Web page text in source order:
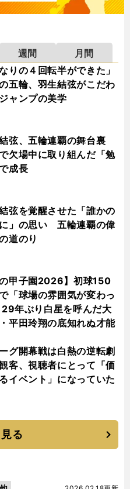
週間
月間
なりの４回転半ができた」
五輪、羽生結弦がこだわ
ャンプの美学
弦、五輪連覇の舞台裏
欠場中に取り組んだ「勉
成長
弦を覚醒させた「誰かの
」の思い 五輪連覇の偉
道のり
の甲子園2026】初球150
「球場の雰囲気が変わっ
29年ぶり白星を呼んだ大
平田玲翔の底知れぬ才能
グ開幕戦は白熱の逆転劇
客、視聴者にとって「価
イベント」になっていた
る